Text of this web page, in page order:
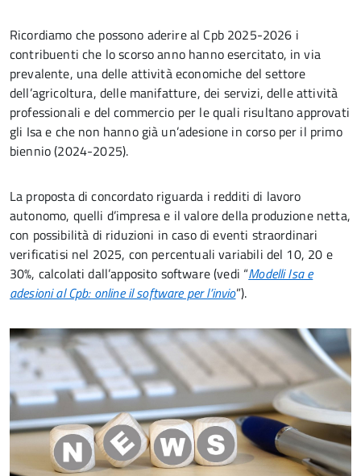
Ricordiamo che possono aderire al Cpb 2025-2026 i
contribuenti che lo scorso anno hanno esercitato, in via
prevalente, una delle attività economiche del settore
dell’agricoltura, delle manifatture, dei servizi, delle attività
professionali e del commercio per le quali risultano approvati
gli Isa e che non hanno già un’adesione in corso per il primo
biennio (2024-2025).
La proposta di concordato riguarda i redditi di lavoro
autonomo, quelli d’impresa e il valore della produzione netta,
con possibilità di riduzioni in caso di eventi straordinari
verificatisi nel 2025, con percentuali variabili del 10, 20 e
30%, calcolati dall’apposito software (vedi “Modelli Isa e
adesioni al Cpb: online il software per l’invio”).